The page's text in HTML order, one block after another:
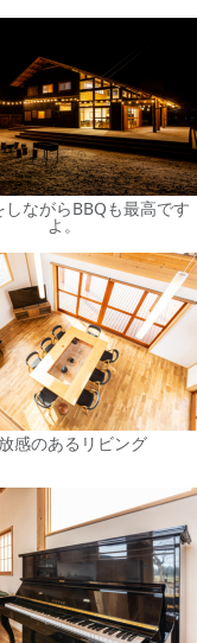
しながらBBQも最高です
よ。
感のあるリビング